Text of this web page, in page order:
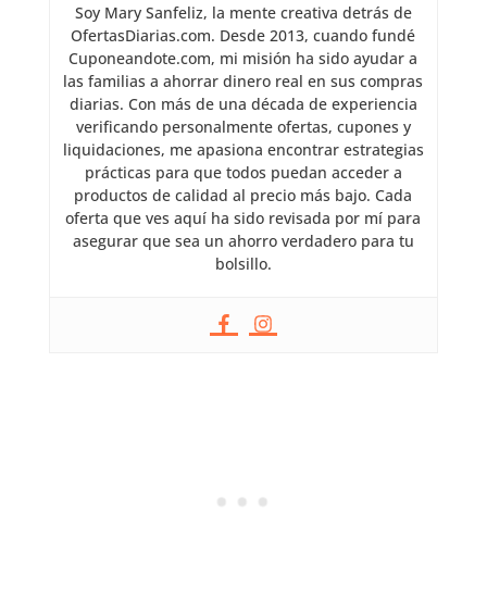
Soy Mary Sanfeliz, la mente creativa detrás de
OfertasDiarias.com. Desde 2013, cuando fundé
Cuponeandote.com, mi misión ha sido ayudar a
las familias a ahorrar dinero real en sus compras
diarias. Con más de una década de experiencia
verificando personalmente ofertas, cupones y
liquidaciones, me apasiona encontrar estrategias
prácticas para que todos puedan acceder a
productos de calidad al precio más bajo. Cada
oferta que ves aquí ha sido revisada por mí para
asegurar que sea un ahorro verdadero para tu
bolsillo.